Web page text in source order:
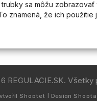
sa môžu zobrazovať
znamená, že ich použitie
REGULACIE.SK. Všetky
Shoptet | Design